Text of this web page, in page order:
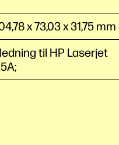
x 73,03 x 31,75 mm
til HP Laserjet